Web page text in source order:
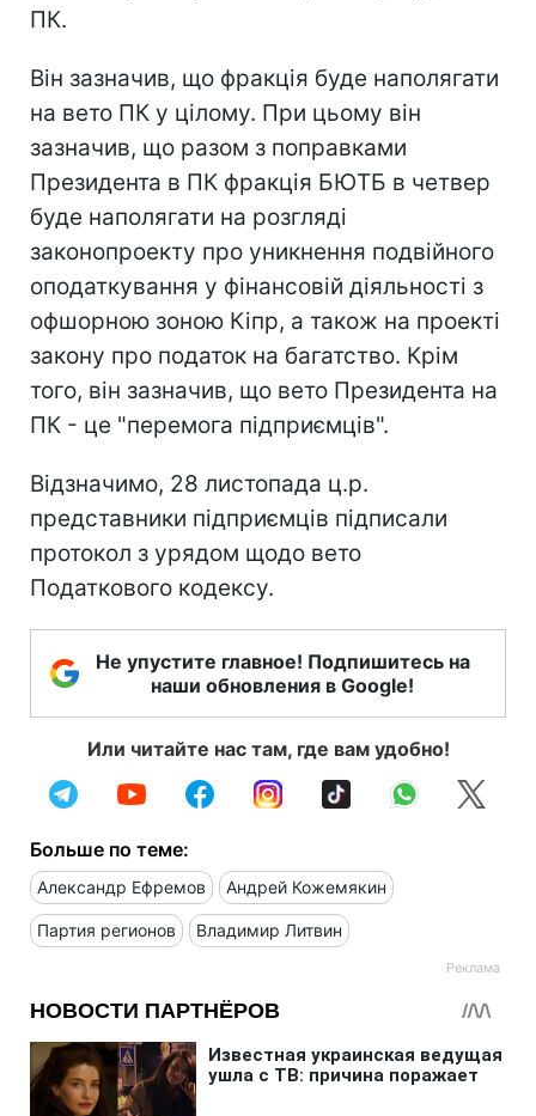
ПК.
Він зазначив, що фракція буде наполягати
на вето ПК у цілому. При цьому він
зазначив, що разом з поправками
Президента в ПК фракція БЮТБ в четвер
буде наполягати на розгляді
законопроекту про уникнення подвійного
оподаткування у фінансовій діяльності з
офшорною зоною Кіпр, а також на проекті
закону про податок на багатство. Крім
того, він зазначив, що вето Президента на
ПК - це "перемога підприємців".
Відзначимо, 28 листопада ц.р.
представники підприємців підписали
протокол з урядом щодо вето
Податкового кодексу.
Не упустите главное! Подпишитесь на
наши обновления в Google!
Или читайте нас там, где вам удобно!
Больше по теме:
Александр Ефремов Андрей Кожемякин
Партия регионов Владимир Литвин